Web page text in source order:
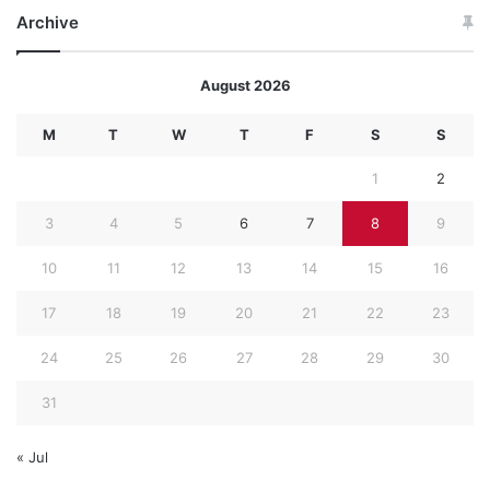
Archive
August 2026
M T W T F S S
1 2
3 4 5 6 7 8 9
10 11 12 13 14 15 16
17 18 19 20 21 22 23
24 25 26 27 28 29 30
31
« Jul